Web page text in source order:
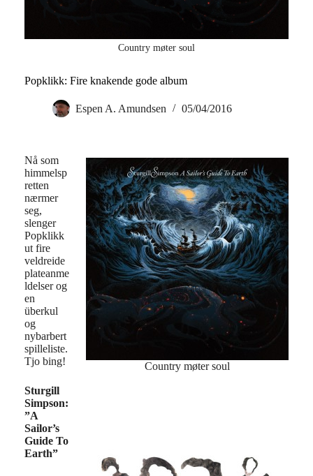
Country møter soul
Popklikk: Fire knakende gode album
Espen A. Amundsen 05/04/2016
Country møter soul
Nå som
himmelsp
retten
nærmer
seg,
slenger
Popklikk
ut fire
veldreide
plateanme
ldelser og
en
überkul
og
nybarbert
spilleliste.
Tjo bing!
Sturgill
Simpson:
”A
Sailor’s
Guide To
Earth”